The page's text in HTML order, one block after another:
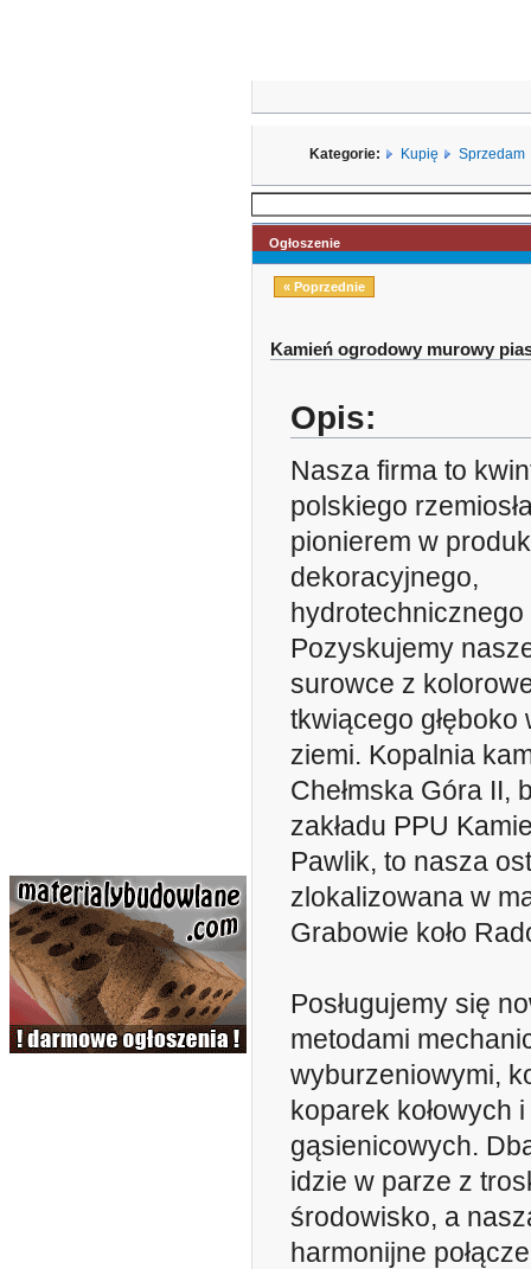
Kategorie: Kupię Sprzedam
Ogłoszenie
« Poprzednie
Kamień ogrodowy murowy
Opis:
Nasza firma to
polskiego
pionierem w
dekoracyjnego,
Pozyskujemy
surowce z
tkwiącego głęboko
ziemi. Kopalnia
Chełmska Góra II,
zakładu PPU
Pawlik, to nasza
zlokalizowana w
Grabowie koło
Posługujemy się
metodami
wyburzeniowymi,
koparek kołowych i
gąsienicowych.
idzie w parze z
środowisko, a
harmonijne